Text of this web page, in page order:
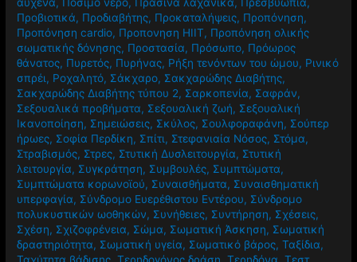
Προβιοτικά, Προδιαβήτης, Προκαταλήψεις, Προπόνηση,
Προπόνηση cardio, Προπονηση HIIT, Προπόνηση ολικής
σωματικής δόνησης, Προστασία, Πρόσωπο, Πρόωρος
θάνατος, Πυρετός, Πυρήνας, Ρήξη τενόντων του ώμου, Ρινικό
σπρέι, Ροχαλητό, Σάκχαρο, Σακχαρώδης Διαβήτης,
Σακχαρώδης Διαβήτης τύπου 2, Σαρκοπενία, Σαφράν,
Σεξουαλικά προβήματα, Σεξουαλική ζωή, Σεξουαλική
Ικανοποίηση, Σημειώσεις, Σκύλος, Σουλφοραφάνη, Σούπερ
ήρωες, Σοφία Περδίκη, Σπίτι, Στεφανιαία Νόσος, Στόμα,
Στραβισμός, Στρες, Στυτική Δυσλειτουργία, Στυτική
λειτουργία, Συγκράτηση, Συμβουλές, Συμπτώματα,
Συμπτώματα κορωνοϊού, Συναισθήματα, Συναισθηματική
υπερφαγία, Σύνδρομο Ευερέθιστου Εντέρου, Σύνδρομο
πολυκυστικών ωοθηκών, Συνήθειες, Συντήρηση, Σχέσεις,
Σχέση, Σχιζοφρένεια, Σώμα, Σωματική Άσκηση, Σωματική
δραστηριότητα, Σωματική υγεία, Σωματικό βάρος,Ταξίδια,
Ταχύτητα βάδισης,Τερηδογόνος δράση,Τερηδόνα,Τεστ,